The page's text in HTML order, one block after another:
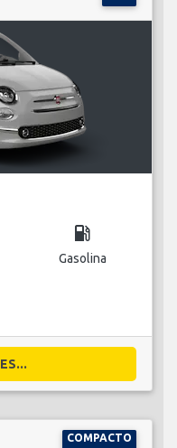
local_gas_station
Gasolina
COMPACTO